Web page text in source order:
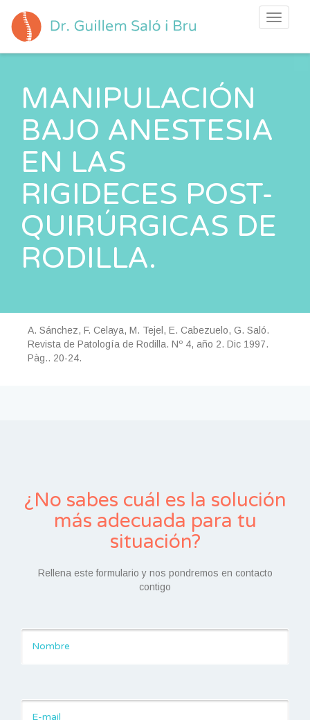
Toggle
MANIPULACIÓN
BAJO ANESTESIA
EN LAS
RIGIDECES POST-
QUIRÚRGICAS DE
RODILLA.
A. Sánchez, F. Celaya, M. Tejel, E. Cabezuelo, G. Saló.
Revista de Patología de Rodilla. Nº 4, año 2. Dic 1997.
Pàg.. 20-24.
¿No sabes cuál es la solución
más adecuada para tu
situación?
Rellena este formulario y nos pondremos en contacto
contigo